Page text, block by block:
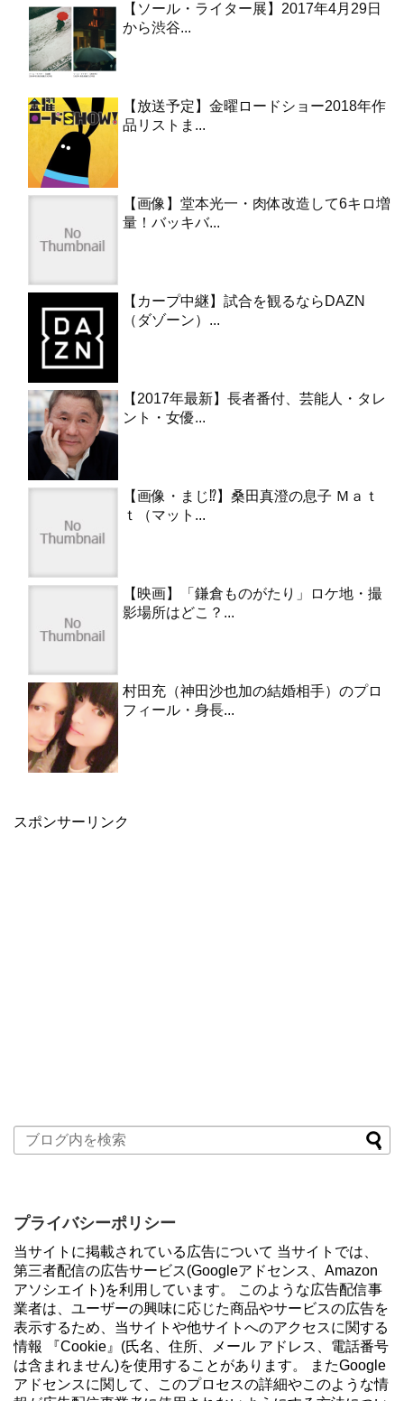
【ソール・ライター展】2017年4月29日
から渋谷...
【放送予定】金曜ロードショー2018年作
品リストま...
【画像】堂本光一・肉体改造して6キロ増
量！バッキバ...
【カープ中継】試合を観るならDAZN
（ダゾーン）...
【2017年最新】長者番付、芸能人・タレ
ント・女優...
【画像・まじ⁉︎】桑田真澄の息子 Ｍａｔ
ｔ（マット...
【映画】「鎌倉ものがたり」ロケ地・撮
影場所はどこ？...
村田充（神田沙也加の結婚相手）のプロ
フィール・身長...
スポンサーリンク
プライバシーポリシー
当サイトに掲載されている広告について 当サイトでは、
第三者配信の広告サービス(Googleアドセンス、Amazon
アソシエイト)を利用しています。 このような広告配信事
業者は、ユーザーの興味に応じた商品やサービスの広告を
表示するため、当サイトや他サイトへのアクセスに関する
情報 『Cookie』(氏名、住所、メール アドレス、電話番号
は含まれません)を使用することがあります。 またGoogle
アドセンスに関して、このプロセスの詳細やこのような情